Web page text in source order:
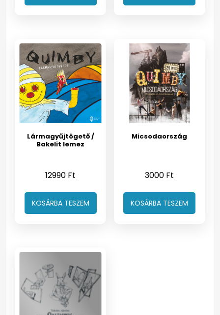
Lármagyűjtögető /
Bakelit lemez
12990 Ft
KOSÁRBA TESZEM
Micsodaország
3000 Ft
KOSÁRBA TESZEM